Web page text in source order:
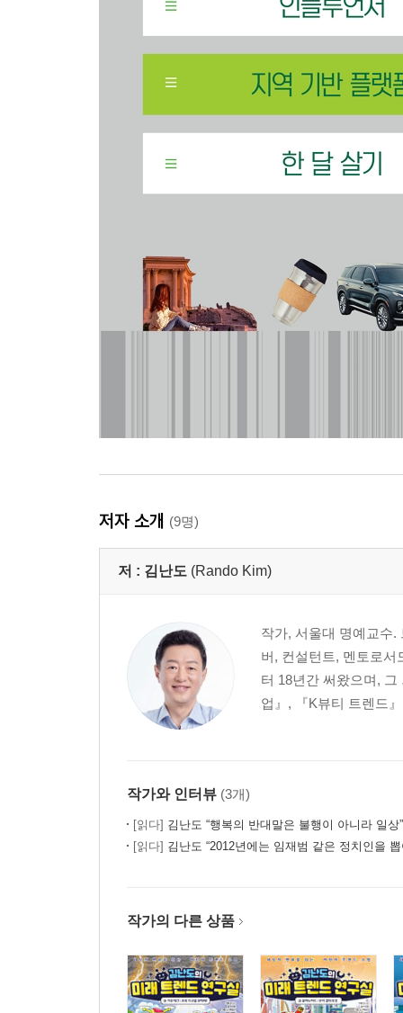
저자 소개 (9명)
저 : 김난도 (Rando Kim)
작가, 서울대 명예교수
버, 컨설턴트, 멘토로서
터 18년간 써왔으며,
업』, 『K뷰티 트렌드
작가와 인터뷰 (3개)
[읽다] 김난도 “행복의 반대말은 불행이 아니라 일상”
[읽다] 김난도 “2012년에는 임재범 같은 정치인을 뽑
작가의 다른 상품